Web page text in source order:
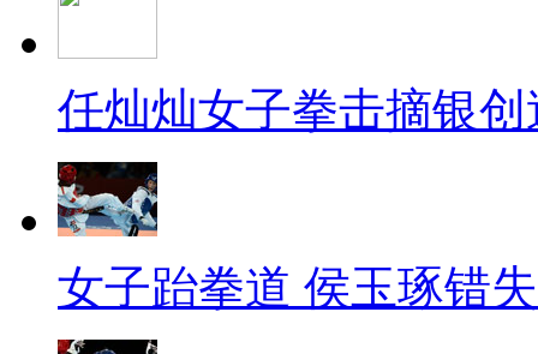
任灿灿女子拳击摘银
女子跆拳道 侯玉琢错